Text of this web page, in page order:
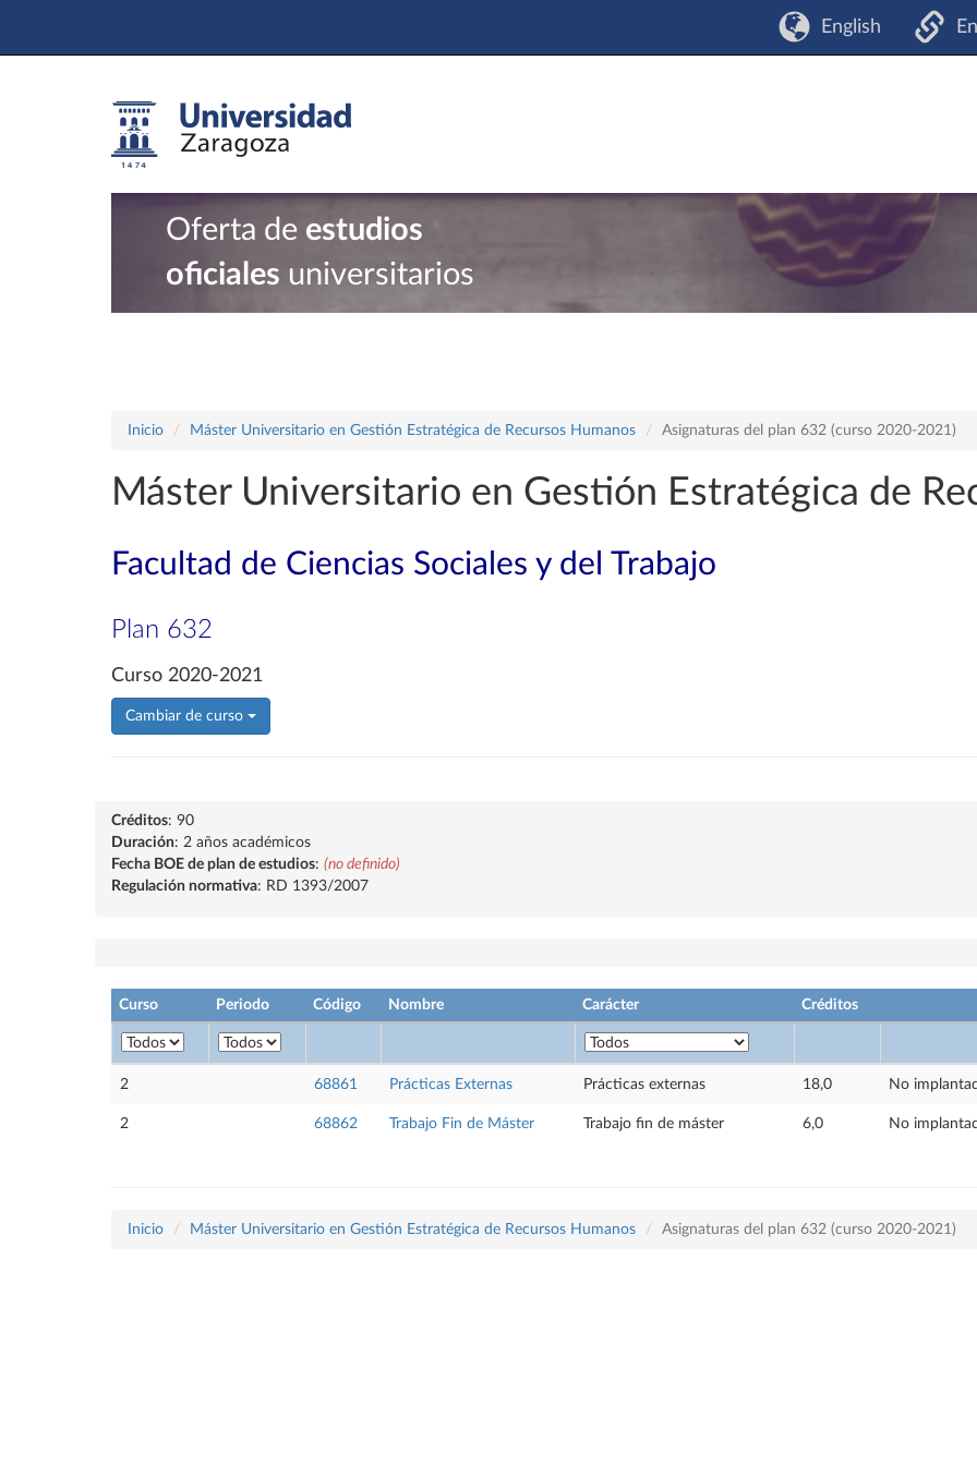
English
Oferta de estudios
oficiales universitarios
Inicio Máster Universitario en Gestión Estratégica de Recursos Humanos Asignaturas del plan 632 (curso 2020-2021)
Máster Universitario en Gestión Estratégica de
Facultad de Ciencias Sociales y del Trabajo
Plan 632
Curso 2020-2021
Cambiar de curso
Créditos: 90
Duración: 2 años académicos
Fecha BOE de plan de estudios: (no definido)
Regulación normativa: RD 1393/2007
Curso Periodo Código Nombre Carácter Créditos
2 68861 Prácticas Externas Prácticas externas 18,0 No
2 68862 Trabajo Fin de Máster Trabajo fin de máster 6,0 No
Inicio Máster Universitario en Gestión Estratégica de Recursos Humanos Asignaturas del plan 632 (curso 2020-2021)